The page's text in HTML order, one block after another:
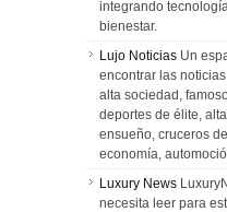
integrando
bienestar.
Lujo Noticias Un
encontrar las
alta sociedad,
deportes de élite,
ensueño, cruceros
economía,
Luxury News
necesita leer para